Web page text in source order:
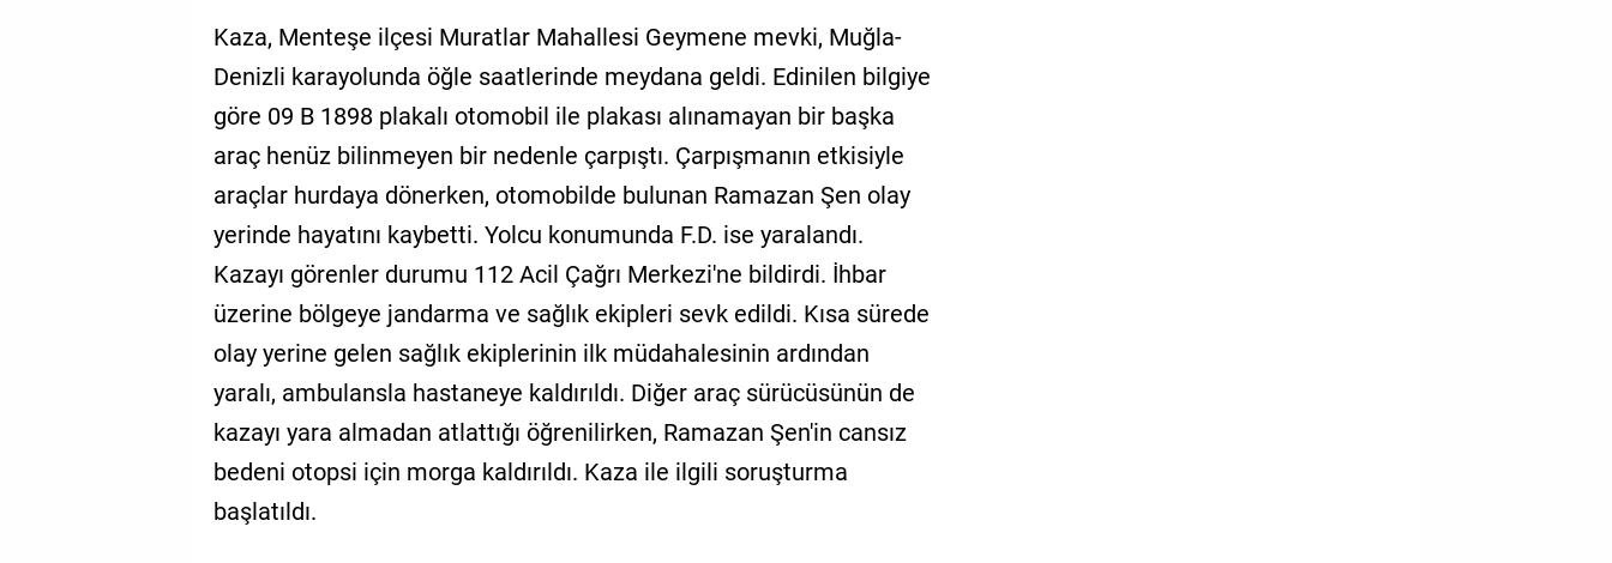
Kaza, Menteşe ilçesi Muratlar Mahallesi Geymene mevki, Muğla-
Denizli karayolunda öğle saatlerinde meydana geldi. Edinilen bilgiye
göre 09 B 1898 plakalı otomobil ile plakası alınamayan bir başka
araç henüz bilinmeyen bir nedenle çarpıştı. Çarpışmanın etkisiyle
araçlar hurdaya dönerken, otomobilde bulunan Ramazan Şen olay
yerinde hayatını kaybetti. Yolcu konumunda F.D. ise yaralandı.
Kazayı görenler durumu 112 Acil Çağrı Merkezi'ne bildirdi. İhbar
üzerine bölgeye jandarma ve sağlık ekipleri sevk edildi. Kısa sürede
olay yerine gelen sağlık ekiplerinin ilk müdahalesinin ardından
yaralı, ambulansla hastaneye kaldırıldı. Diğer araç sürücüsünün de
kazayı yara almadan atlattığı öğrenilirken, Ramazan Şen'in cansız
bedeni otopsi için morga kaldırıldı. Kaza ile ilgili soruşturma
başlatıldı.